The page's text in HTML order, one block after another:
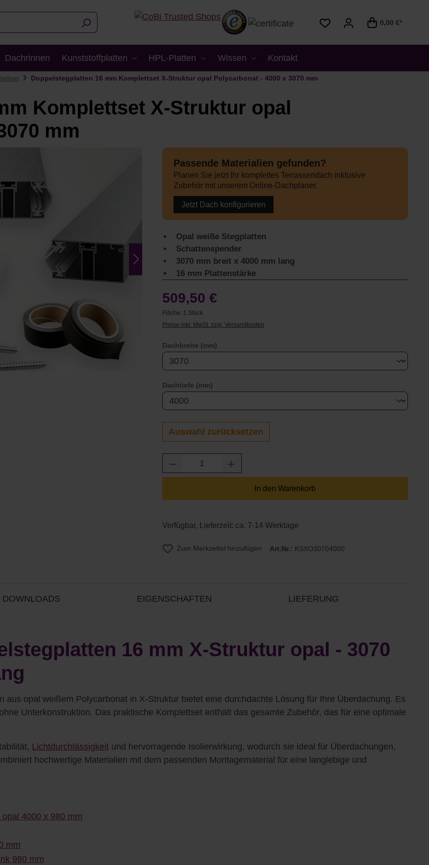
0,00 €*
Dachrinnen Kunststoffplatten HPL-Platten Wissen Kontakt
Doppelstegplatten 16 mm Komplettset X-Struktur opal Polycarbonat - 4000 x 3070 mm
Komplettset X-Struktur opal
mm
Passende Materialien gefunden?
Planen Sie jetzt Ihr komplettes Terrassendach inklusive
Zubehör mit unserem Online-Dachplaner.
Jetzt Dach konfigurieren
Opal weiße Stegplatten
Schattenspender
3070 mm breit x 4000 mm lang
16 mm Plattenstärke
509,50 €
Fläche: 1 Stück
Preise inkl. MwSt. zzgl. Versandkosten
Dachbreite (mm)
Dachtiefe (mm)
Auswahl zurücksetzen
Produkt Anzahl: Gib den gewünschten Wert ein
In den Warenkorb
Verfügbar, Lieferzeit: ca. 7-14 Werktage
Zum Merkzettel hinzufügen Art.Nr.: KSXO30704000
DOWNLOADS EIGENSCHAFTEN LIEFERUNG
16 mm X-Struktur opal - 3070
aus opal weißem Polycarbonat in X-Struktur bietet eine durchdachte Lösung für Ihre Überdachung. Es
Unterkonstruktion. Das praktische Komplettset enthält das gesamte Zubehör, das für eine optimale
Lichtdurchlässigkeit und hervorragende Isolierwirkung, wodurch sie ideal für Überdachungen,
hochwertige Materialien mit dem passenden Montagematerial für eine langlebige und
4000 x 980 mm
mm
980 mm